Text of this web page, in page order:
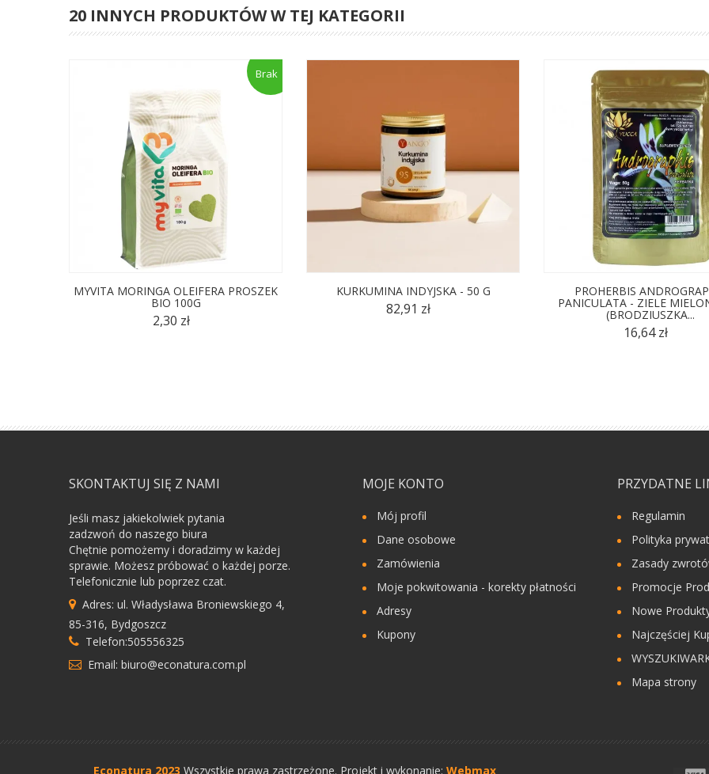
20 INNYCH PRODUKTÓW W TEJ KATEGORII
Brak
MYVITA MORINGA OLEIFERA PROSZEK
BIO 100G
2,30 zł
KURKUMINA INDYJSKA - 50 G
82,91 zł
PROHERBIS
PANICULATA - ZIELE
(BRODZIUSZKA...
16,64 zł
SKONTAKTUJ SIĘ Z NAMI
Jeśli masz jakiekolwiek pytania
zadzwoń do naszego biura
Chętnie pomożemy i doradzimy w każdej
sprawie. Możesz próbować o każdej porze.
Telefonicznie lub poprzez czat.
Adres: ul. Władysława Broniewskiego 4,
85-316, Bydgoszcz
Telefon:505556325
Email: biuro@econatura.com.pl
MOJE KONTO
Mój profil
Dane osobowe
Zamówienia
Moje pokwitowania - korekty płatności
Adresy
Kupony
PRZYDATNE
Regulamin
Polityka
Zasady
Promocje
Nowe
Najczęściej
Mapa strony
Econatura 2023 Wszystkie prawa zastrzeżone. Projekt i wykonanie: Webmax